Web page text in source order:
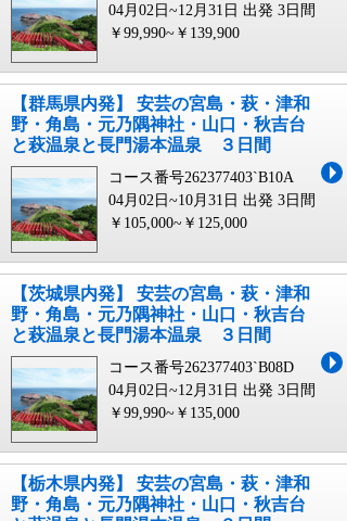
04月02日~12月31日 出発 3日間
￥99,990~￥139,900
【群馬県内発】 安芸の宮島・萩・津和
野・角島・元乃隅神社・山口・秋吉台
と萩温泉と長門湯本温泉 ３日間
コース番号262377403`B10A
04月02日~10月31日 出発 3日間
￥105,000~￥125,000
【茨城県内発】 安芸の宮島・萩・津和
野・角島・元乃隅神社・山口・秋吉台
と萩温泉と長門湯本温泉 ３日間
コース番号262377403`B08D
04月02日~12月31日 出発 3日間
￥99,990~￥135,000
【栃木県内発】 安芸の宮島・萩・津和
野・角島・元乃隅神社・山口・秋吉台